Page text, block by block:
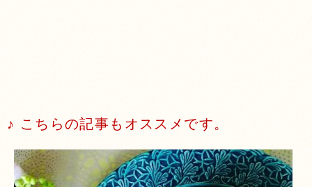
♪ こちらの記事もオススメです。